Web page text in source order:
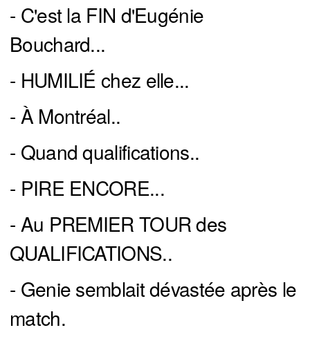
- C'est la FIN d'Eugénie
Bouchard...
- HUMILIÉ chez elle...
- À Montréal..
- Quand qualifications..
- PIRE ENCORE...
- Au PREMIER TOUR des
QUALIFICATIONS..
- Genie semblait dévastée après le
match.